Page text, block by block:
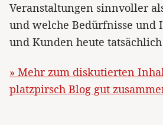
Veranstaltungen sinnvoller
und welche Bedürfnisse und
und Kunden heute
» Mehr zum diskutierten
platzpirsch Blog gut